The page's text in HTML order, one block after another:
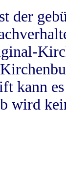
der
kann
wird